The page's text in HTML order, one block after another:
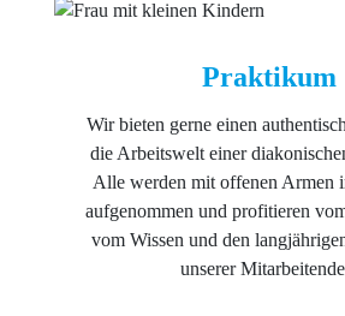
Praktikum
Wir bieten gerne einen
die Arbeitswelt einer
Alle werden mit offenen Armen
aufgenommen und profitieren
vom Wissen und den
unserer